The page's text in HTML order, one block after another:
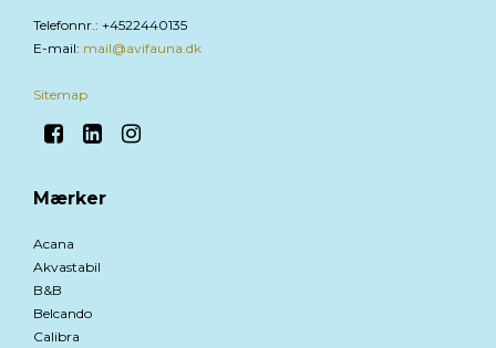
Telefonnr.: +4522440135
E-mail: mail@avifauna.dk
Sitemap
Mærker
Acana
Akvastabil
B&B
Belcando
Calibra